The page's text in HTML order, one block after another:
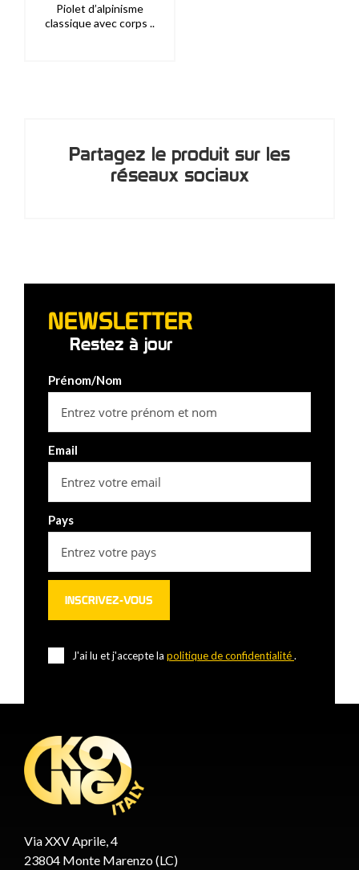
Piolet d’alpinisme
classique avec corps ..
Partagez le produit sur les
réseaux sociaux
NEWSLETTER
Restez à jour
Prénom/Nom
Email
Pays
J'ai lu et j'accepte la politique de confidentialité.
Via XXV Aprile, 4
23804 Monte Marenzo (LC)